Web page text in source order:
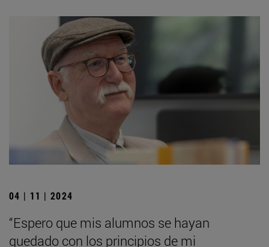
04 | 11 | 2024
“Espero que mis alumnos se hayan
quedado con los principios de mi